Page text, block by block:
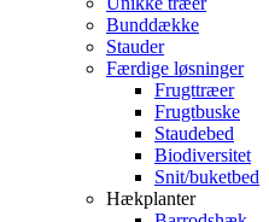
Bunddække
Stauder
Færdige løsninger
Frugttræer
Frugtbuske
Staudebed
Biodiversitet
Snit/buketbed
Hækplanter